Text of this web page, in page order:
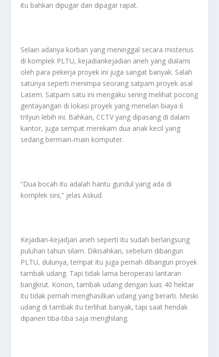
itu bahkan dipugar dan dipagar rapat.
Selain adanya korban yang meninggal secara misterius
di komplek PLTU, kejadiankejadian aneh yang dialami
oleh para pekerja proyek ini juga sangat banyak. Salah
satunya seperti menimpa seorang satpam proyek asal
Lasem. Satpam satu ini mengaku sering melihat pocong
gentayangan di lokasi proyek yang menelan biaya 6
trilyun lebih ini. Bahkan, CCTV yang dipasang di dalam
kantor, juga sempat merekam dua anak kecil yang
sedang bermain-main komputer.
“Dua bocah itu adalah hantu gundul yang ada di
komplek sini,” jelas Askud.
Kejadian-kejadjan aneh seperti itu sudah berlangsung
puluhan tahun silam. Dikisahkan, sebelum dibangun
PLTU, dulunya, tempat itu juga pernah dibangun proyek
tambak udang. Tapi tidak lama beroperasi lantaran
bangkrut. Konon, tambak udang dengan luas 40 hektar
itu tidak pernah menghasilkan udang yang berarti. Meski
udang di tambak itu terlihat banyak, tapi saat hendak
dipanen tiba-tiba saja menghilang.